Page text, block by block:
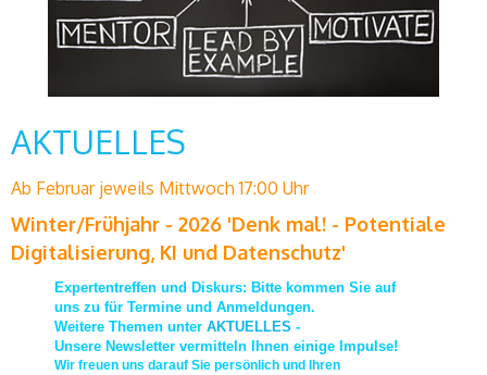
AKTUELLES
Ab Februar jeweils Mittwoch 17:00 Uhr
Winter/Frühjahr - 2026 'Denk mal! - Potentiale
Digitalisierung, KI und Datenschutz'
Expertentreffen und Diskurs: Bitte kommen Sie auf
uns zu für Termine und Anmeldungen.
Weitere Themen unter AKTUELLES -
Unsere Newsletter vermitteln Ihnen einige Impulse!
Wir freuen uns darauf Sie persönlich und Ihren